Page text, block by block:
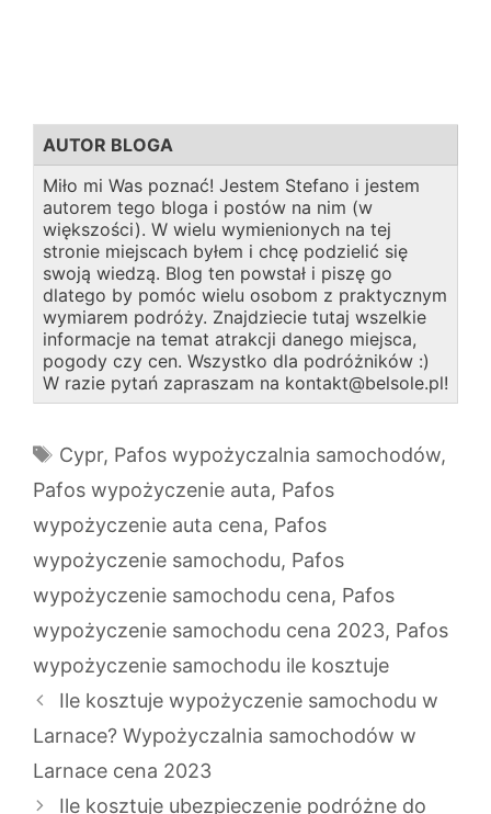
AUTOR BLOGA
Miło mi Was poznać! Jestem Stefano i jestem
autorem tego bloga i postów na nim (w
większości). W wielu wymienionych na tej
stronie miejscach byłem i chcę podzielić się
swoją wiedzą. Blog ten powstał i piszę go
dlatego by pomóc wielu osobom z praktycznym
wymiarem podróży. Znajdziecie tutaj wszelkie
informacje na temat atrakcji danego miejsca,
pogody czy cen. Wszystko dla podróżników :)
W razie pytań zapraszam na kontakt@belsole.pl!
Tagi
Cypr, Pafos wypożyczalnia samochodów,
Pafos wypożyczenie auta, Pafos
wypożyczenie auta cena, Pafos
wypożyczenie samochodu, Pafos
wypożyczenie samochodu cena, Pafos
wypożyczenie samochodu cena 2023, Pafos
wypożyczenie samochodu ile kosztuje
Ile kosztuje wypożyczenie samochodu w
Larnace? Wypożyczalnia samochodów w
Larnace cena 2023
Ile kosztuje ubezpieczenie podróżne do